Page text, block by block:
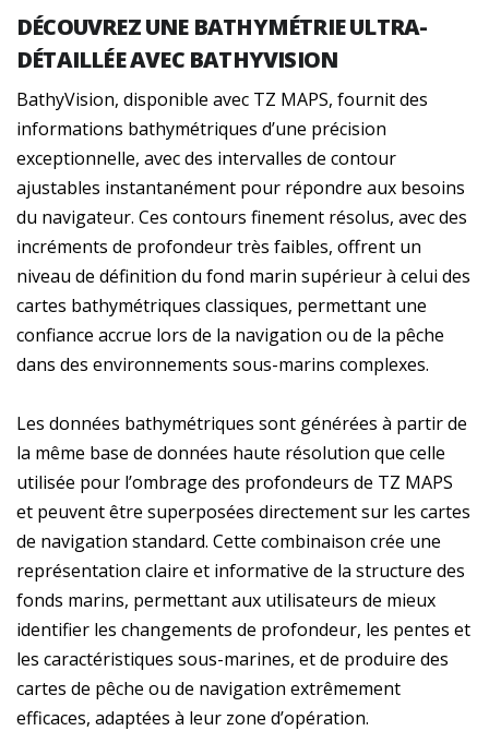
DÉCOUVREZ UNE BATHYMÉTRIE ULTRA-
DÉTAILLÉE AVEC BATHYVISION
BathyVision, disponible avec TZ MAPS, fournit des
informations bathymétriques d’une précision
exceptionnelle, avec des intervalles de contour
ajustables instantanément pour répondre aux besoins
du navigateur. Ces contours finement résolus, avec des
incréments de profondeur très faibles, offrent un
niveau de définition du fond marin supérieur à celui des
cartes bathymétriques classiques, permettant une
confiance accrue lors de la navigation ou de la pêche
dans des environnements sous-marins complexes.
Les données bathymétriques sont générées à partir de
la même base de données haute résolution que celle
utilisée pour l’ombrage des profondeurs de TZ MAPS
et peuvent être superposées directement sur les cartes
de navigation standard. Cette combinaison crée une
représentation claire et informative de la structure des
fonds marins, permettant aux utilisateurs de mieux
identifier les changements de profondeur, les pentes et
les caractéristiques sous-marines, et de produire des
cartes de pêche ou de navigation extrêmement
efficaces, adaptées à leur zone d’opération.